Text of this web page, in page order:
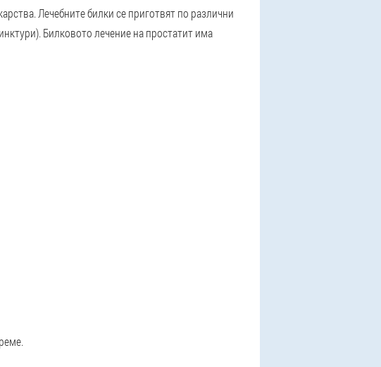
Лечебните билки се приготвят по различни
Билковото лечение на простатит има